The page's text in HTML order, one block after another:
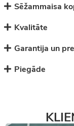
Sēžammaisa
Kvalitāte
Garantija un
Piegāde